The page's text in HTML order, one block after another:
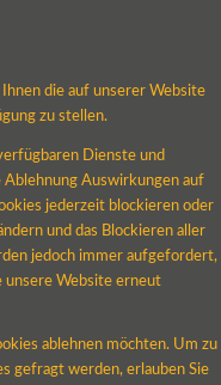
die auf unserer Website
zu stellen.
Dienste und
Auswirkungen auf
jederzeit blockieren oder
und das Blockieren aller
jedoch immer aufgefordert,
unsere Website erneut
ablehnen möchten. Um zu
gefragt werden, erlauben Sie